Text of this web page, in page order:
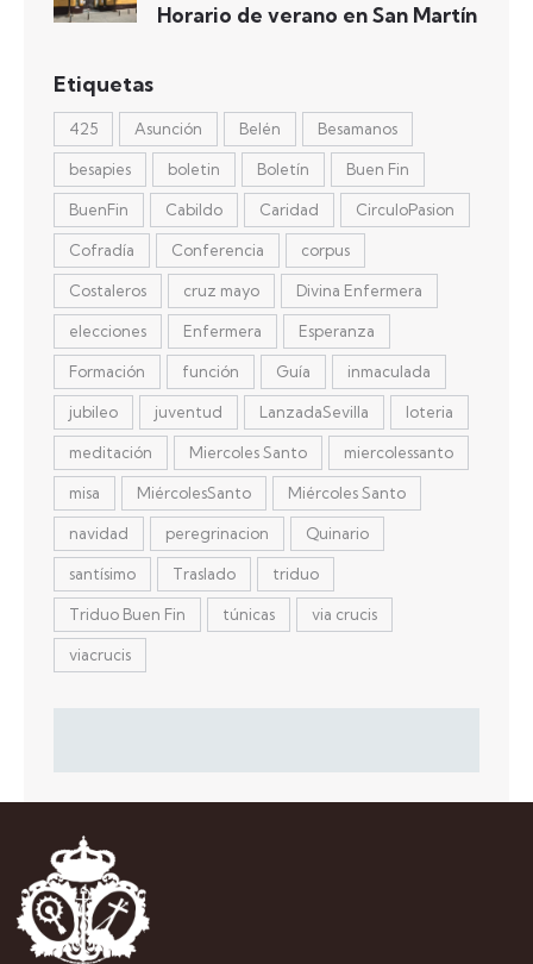
Horario de verano en San Martín
Etiquetas
425 Asunción Belén Besamanos
besapies boletin Boletín Buen Fin
BuenFin Cabildo Caridad CirculoPasion
Cofradía Conferencia corpus
Costaleros cruz mayo Divina Enfermera
elecciones Enfermera Esperanza
Formación función Guía inmaculada
jubileo juventud LanzadaSevilla loteria
meditación Miercoles Santo miercolessanto
misa MiércolesSanto Miércoles Santo
navidad peregrinacion Quinario
santísimo Traslado triduo
Triduo Buen Fin túnicas via crucis
viacrucis